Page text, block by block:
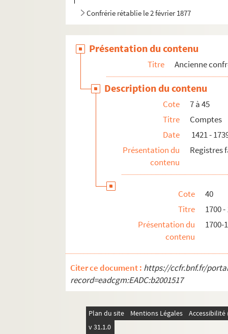
Confrérie rétablie le 2 février 1877
Présentation du contenu
Titre Ancienne
Description du contenu
Cote
7 à 45
Titre
Comptes
Date
1421 -
Présentation du
contenu
Registres
Cote
40
Titre
1700 -
Présentation du
contenu
1700-
Citer ce document : https://ccfr.bnf.fr/
record=eadcgm:EADC:b2001517
Plan du site Mentions Légales
v 31.1.0